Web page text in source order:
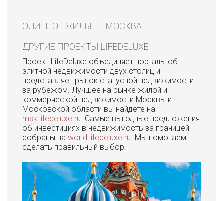
ЭЛИТНОЕ ЖИЛЬЕ — МОСКВА
ДРУГИЕ ПРОЕКТЫ LIFEDELUXE
Проект LifeDeluxe объединяет порталы об
элитной недвижимости двух столиц и
представляет рынок статусной недвижимости
за рубежом. Лучшее на рынке жилой и
коммерческой недвижимости Москвы и
Московской области вы найдете на
msk.lifedeluxe.ru. Самые выгодные предложения
об инвестициях в недвижимость за границей
собраны на world.lifedeluxe.ru. Мы помогаем
сделать правильный выбор.